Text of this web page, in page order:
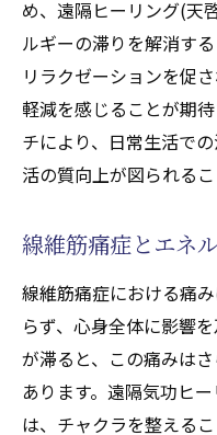
遠隔ヒーリン
痛み軽減の実
心身の調和を促す
治療や療法)アプ
心身のバラン
線維筋痛症に
気功(天啓気功
知識
気功(天啓気
心身調和を図
法)の施術
め、遠隔ヒーリング(天
ルギーの滞りを解消す
リラクゼーションを促
軽減を感じることが期
チにより、日常生活で
活の質向上が図られるこ
線維筋痛症とエネ
線維筋痛症における痛
らず、心身全体に影響
が滞ると、この痛みは
あります。遠隔気功ヒ
は、チャクラを整える